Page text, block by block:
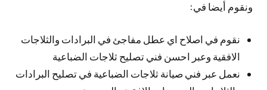
ونقوم أيضا في:
نقوم في اصلاح اي عطل مفاجئ في البرادات والثلاجات
الافقية وعبر احسن فني تصليح ثلاجات الضباعية
نعمل عبر فني صيانة ثلاجات الضباعية في تصليح البرادات